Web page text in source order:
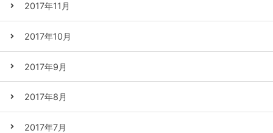
2017年11月
2017年10月
2017年9月
2017年8月
2017年7月